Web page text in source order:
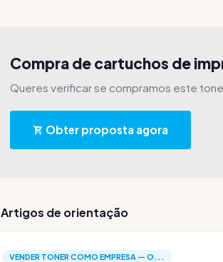
Compra de cartuchos de
Queres verificar se compramos este
Obter proposta agora
Artigos de orientação
VENDER TONER COMO EMPRESA — O...